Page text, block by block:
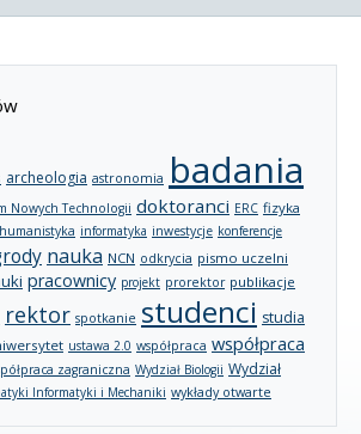
archeologia astronomia badania
Nowych Technologii doktoranci ERC fizyka
humanistyka informatyka inwestycje konferencje
nauka NCN odkrycia pismo uczelni
pracownicy projekt prorektor publikacje
rektor spotkanie studenci studia
ustawa 2.0 współpraca współpraca
zagraniczna Wydział Biologii Wydział
Informatyki i Mechaniki wykłady otwarte